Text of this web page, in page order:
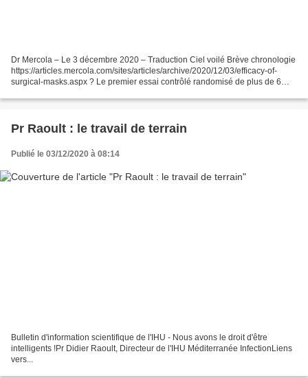
Dr Mercola – Le 3 décembre 2020 – Traduction Ciel voilé Brève chronologie
https://articles.mercola.com/sites/articles/archive/2020/12/03/efficacy-of-
surgical-masks.aspx ? Le premier essai contrôlé randomisé de plus de 6
Pr Raoult : le travail de terrain
Publié le 03/12/2020 à 08:14
Bulletin d'information scientifique de l'IHU - Nous avons le droit d'être
intelligents !Pr Didier Raoult, Directeur de l'IHU Méditerranée InfectionLiens
vers...